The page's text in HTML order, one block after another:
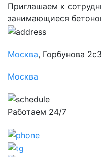
Приглашаем к
занимающиеся
Москва, Горбунова
Москва
Работаем 24/7